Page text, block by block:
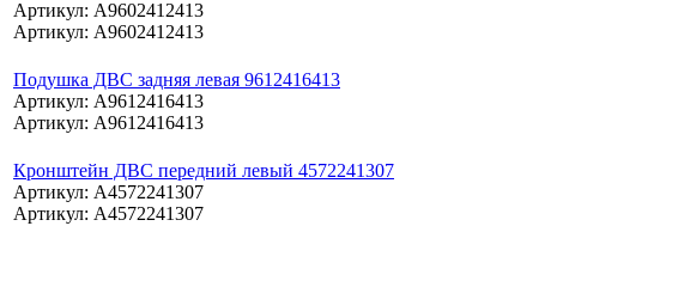
Артикул: A9602412413
Артикул: A9602412413
Подушка ДВС задняя левая 9612416413
Артикул: A9612416413
Артикул: A9612416413
Кронштейн ДВС передний левый 4572241307
Артикул: A4572241307
Артикул: A4572241307